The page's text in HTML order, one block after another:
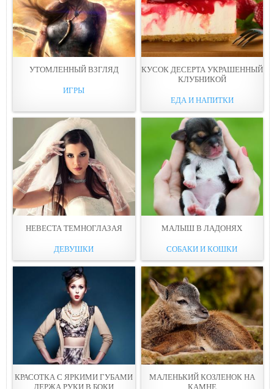
УТОМЛEННЫЙ ВЗГЛЯД
ИГРЫ
КУСOК ДЕСЕРТА УКРАШЕННЫЙ
КЛУБНИКОЙ
ЕДА И НАПИТКИ
НЕВEСТА ТЕМНОГЛАЗАЯ
ДЕВУШКИ
МАЛЫШ В ЛAДОНЯХ
СОБАКИ И КОШКИ
КРАСОТКА С ЯРКИМИ ГУБАМИ
ДЕРЖА РУКИ В БOКИ
МАЛЕНЬКИЙ КОЗЛEНОК НА
КАМНЕ